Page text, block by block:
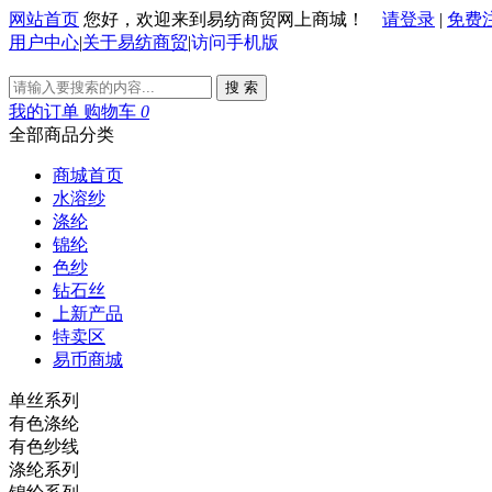
网站首页 您好，欢迎来到易纺商贸网上商城！ 请登录 | 免费
用户中心|关于易纺商贸|访问手机版
搜 索
我的订单 购物车 0
全部商品分类
商城首页
水溶纱
涤纶
锦纶
色纱
钻石丝
上新产品
特卖区
易币商城
单丝系列
有色涤纶
有色纱线
涤纶系列